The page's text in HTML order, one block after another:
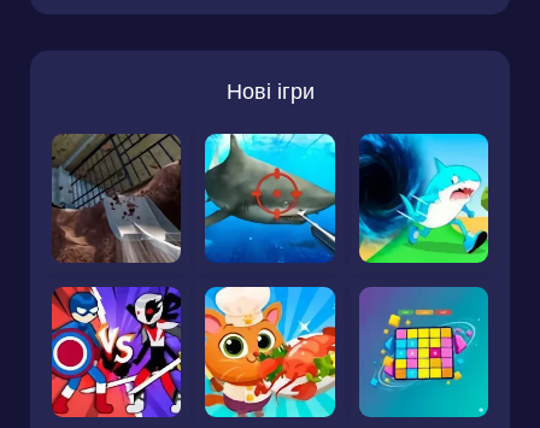
Нові ігри